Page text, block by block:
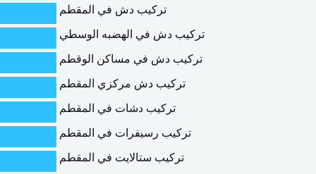
تركيب دش في المقطم
تركيب دش في الهضبه الوسطي
تركيب دش في مساكن الوقطم
تركيب دش مركزي المقطم
تركيب دشات في المقطم
تركيب رسيفرات في المقطم
تركيب ستالايت في المقطم